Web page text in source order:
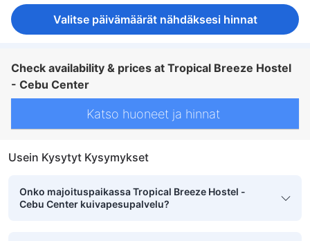
Valitse päivämäärät nähdäksesi hinnat
Check availability & prices at Tropical Breeze Hostel
- Cebu Center
Katso huoneet ja hinnat
Usein Kysytyt Kysymykset
Onko majoituspaikassa Tropical Breeze Hostel -
Cebu Center kuivapesupalvelu?